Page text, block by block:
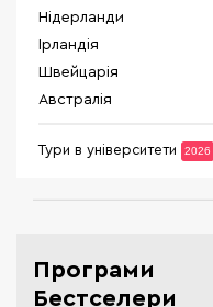
Нідерланди
Ірландія
Швейцарія
Австралія
Тури в університети 2026
Програми
Бестселери